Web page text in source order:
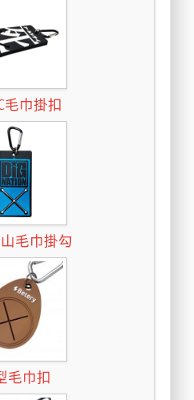
毛巾掛扣
毛巾掛勾
毛巾扣